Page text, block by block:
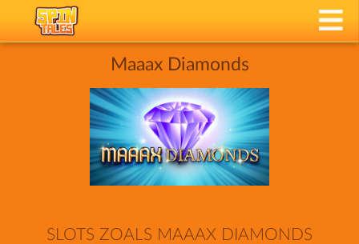
Maaax Diamonds
SLOTS ZOALS MAAAX DIAMONDS